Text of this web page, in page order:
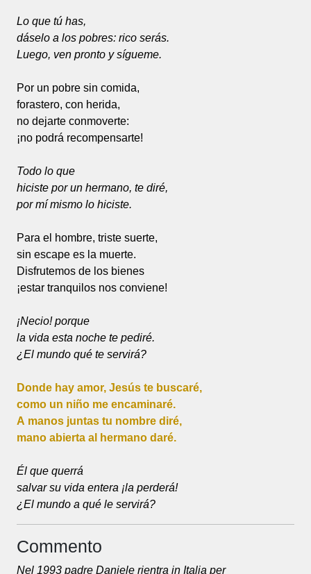
Lo que tú has,
dáselo a los pobres: rico serás.
Luego, ven pronto y sígueme.
Por un pobre sin comida,
forastero, con herida,
no dejarte conmoverte:
¡no podrá recompensarte!
Todo lo que
hiciste por un hermano, te diré,
por mí mismo lo hiciste.
Para el hombre, triste suerte,
sin escape es la muerte.
Disfrutemos de los bienes
¡estar tranquilos nos conviene!
¡Necio! porque
la vida esta noche te pediré.
¿El mundo qué te servirá?
Donde hay amor, Jesús te buscaré,
como un niño me encaminaré.
A manos juntas tu nombre diré,
mano abierta al hermano daré.
Él que querrá
salvar su vida entera ¡la perderá!
¿El mundo a qué le servirá?
Commento
Nel 1993 padre Daniele rientra in Italia per